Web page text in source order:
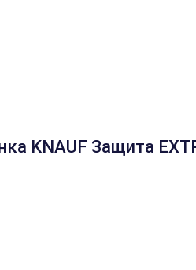
KNAUF Защита